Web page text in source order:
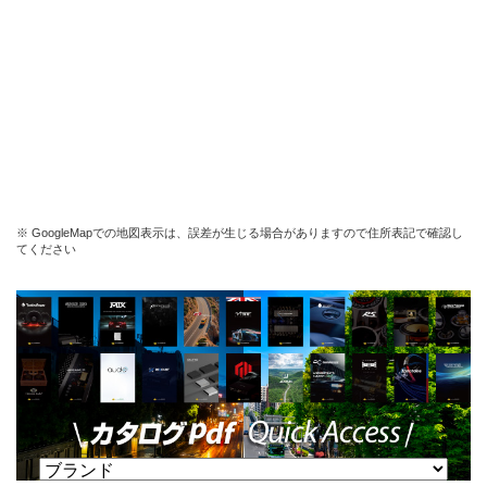
※ GoogleMapでの地図表示は、誤差が生じる場合がありますので住所表記で確認し
てください